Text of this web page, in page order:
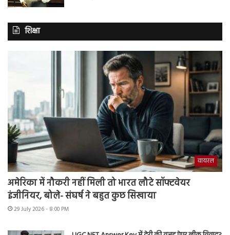
शिक्षा
वायरल
अमेरिका में नौकरी नहीं मिली तो भारत लौटे सॉफ्टवेयर
इंजीनियर, बोले- संघर्ष ने बहुत कुछ सिखाया
29 July 2026 - 8:00 PM